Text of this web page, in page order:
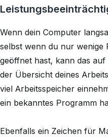
Wenn dein Computer
selbst wenn du nur wenige
geöffnet hast, kann das
der Übersicht deines
viel Arbeitsspeicher
ein bekanntes Programm
Ebenfalls ein Zeichen für